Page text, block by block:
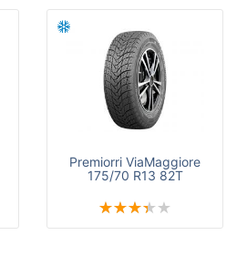
Premiorri ViaMaggiore
175/70 R13 82T